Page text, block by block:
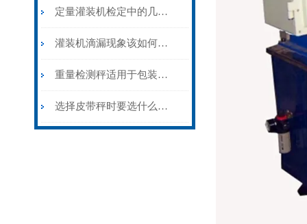
定量灌装机检定中的几点建议
灌装机滴漏现象该如何避免？
重量检测秤适用于包装产品中缺件的检查
选择皮带秤时要选什么精度等级的？